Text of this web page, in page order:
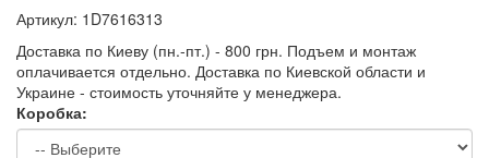
Артикул: 1D7616313
Доставка по Киеву (пн.-пт.) - 800 грн. Подъем и монтаж
оплачивается отдельно. Доставка по Киевской области и
Украине - стоимость уточняйте у менеджера.
Коробка: